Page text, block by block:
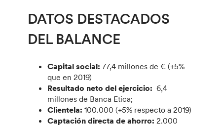
DATOS DESTACADOS
DEL BALANCE
Capital social: 77,4 millones de € (+5%
que en 2019)
Resultado neto del ejercicio: 6,4
millones de Banca Etica;
Clientela:100.000 (+5% respecto a 2019)
Captación directa de ahorro: 2.000